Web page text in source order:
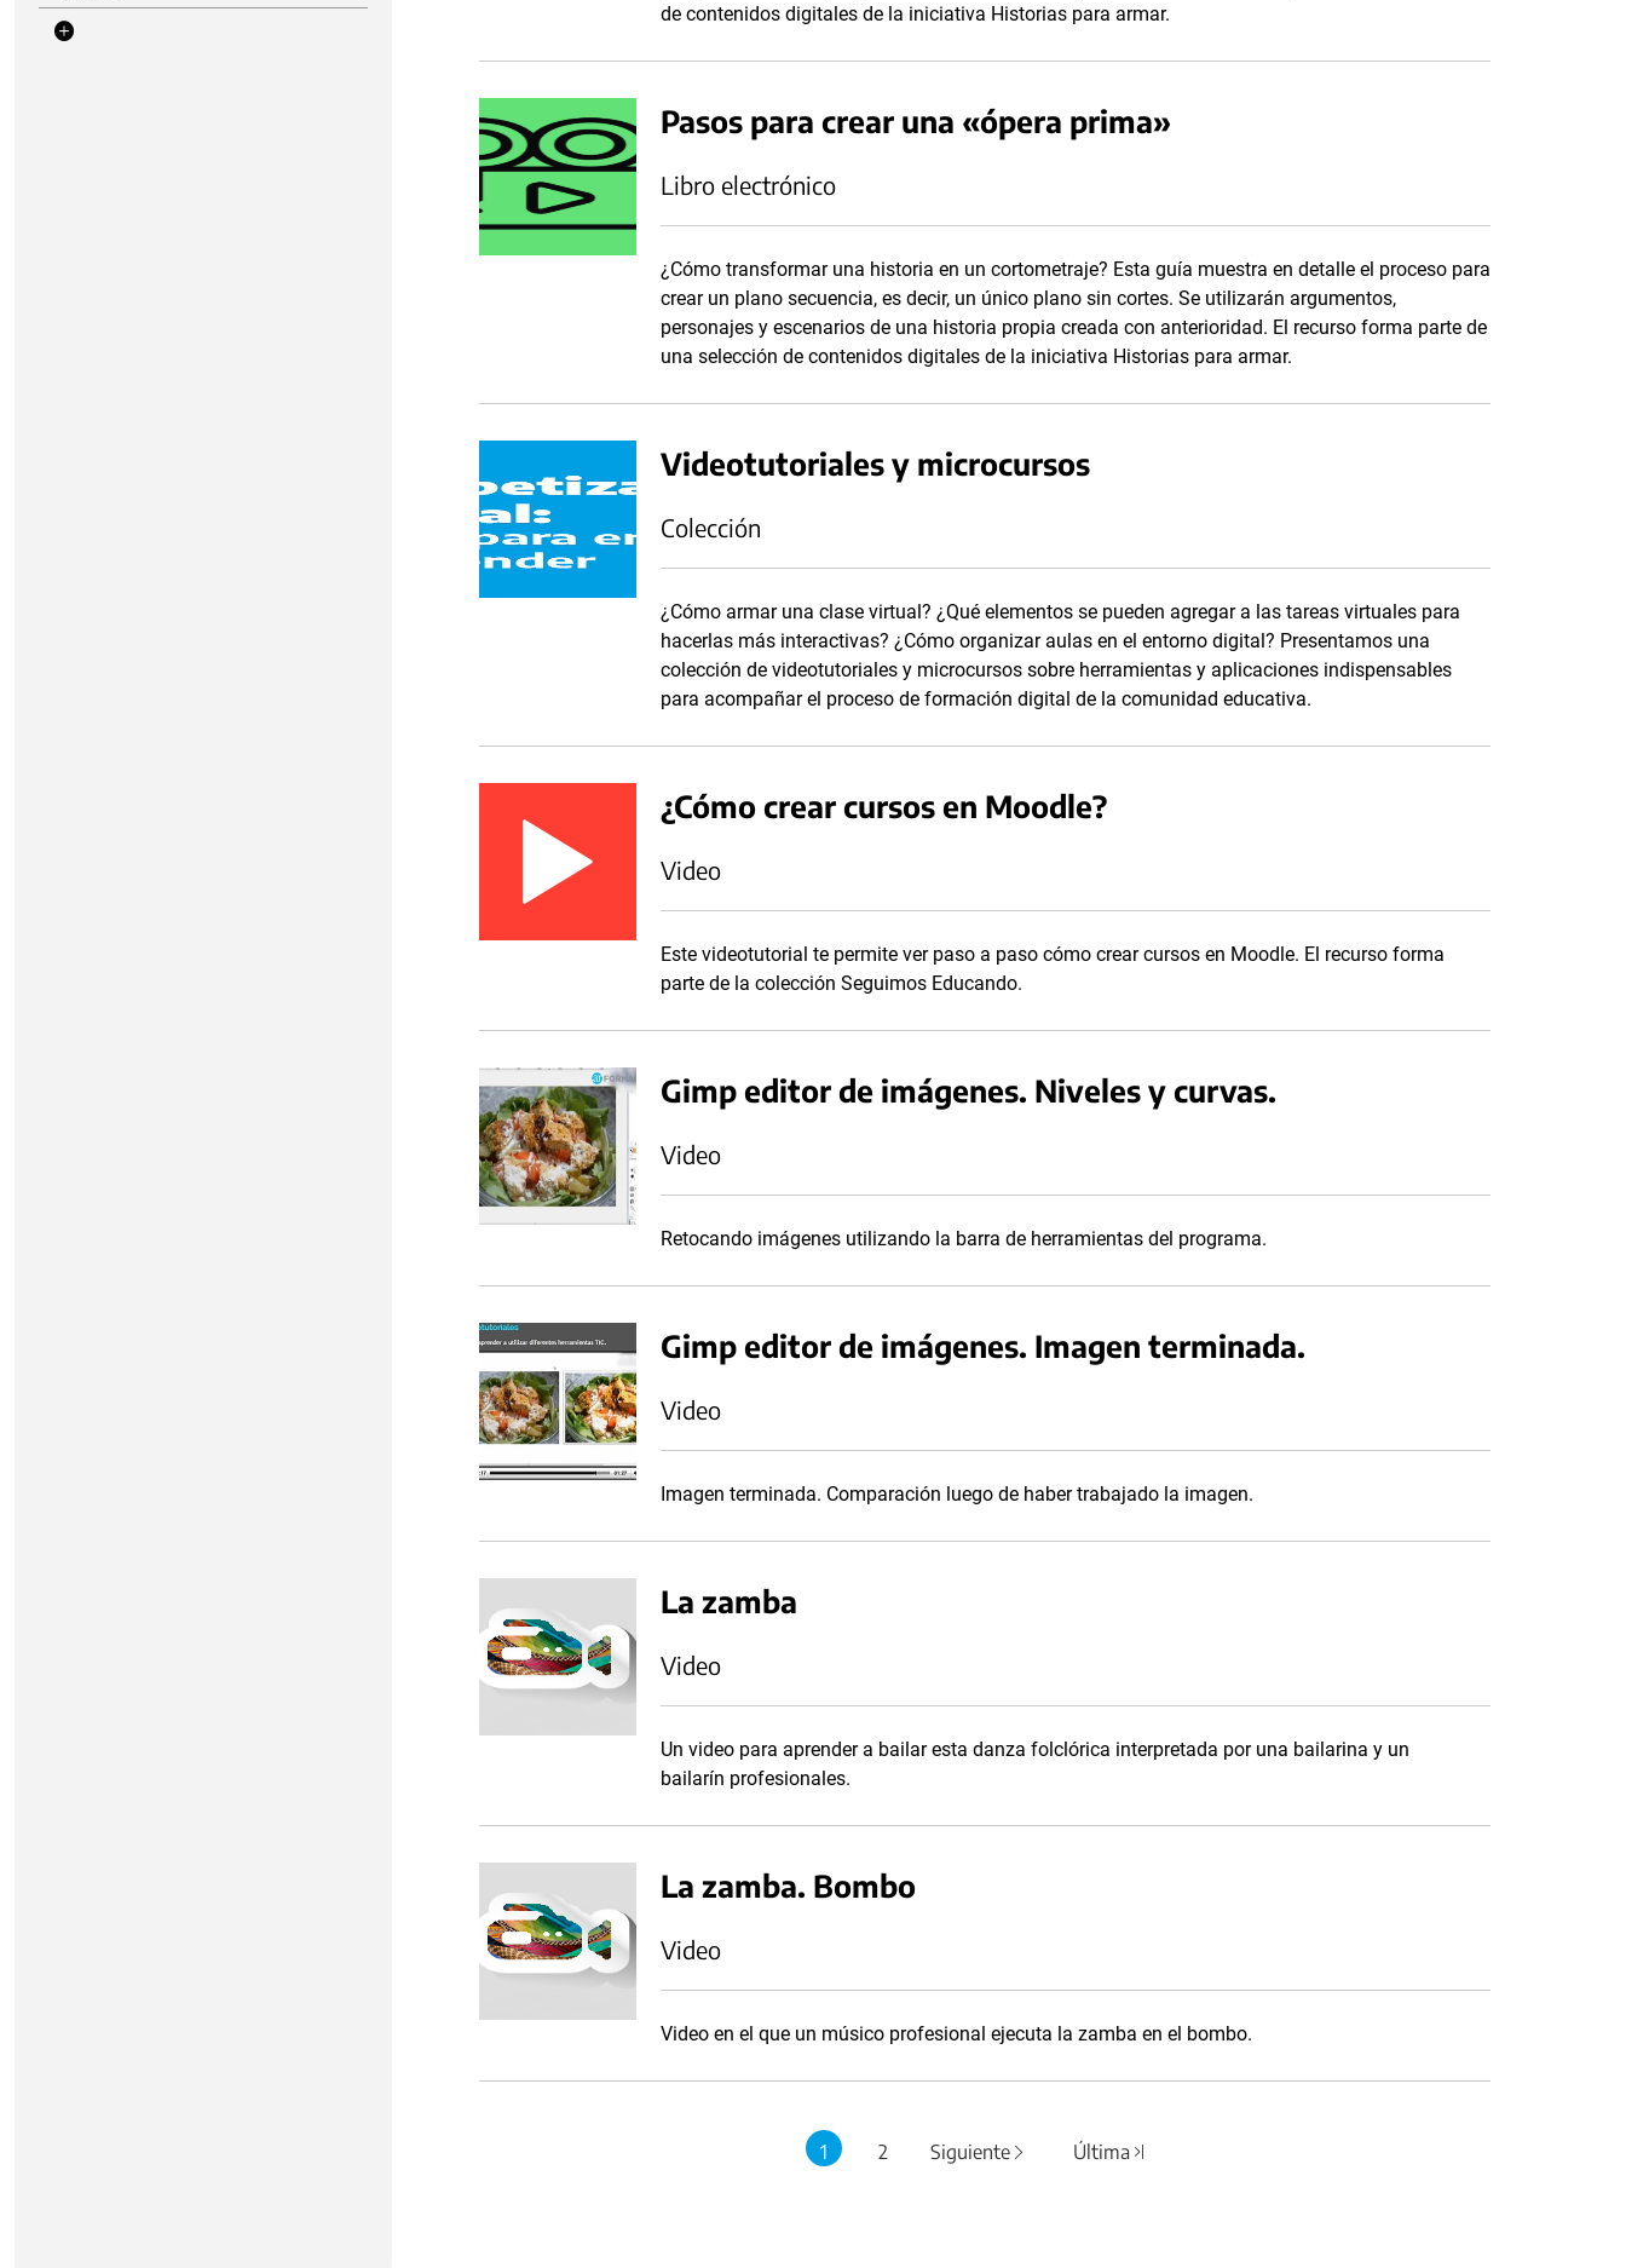
de contenidos digitales de la iniciativa Historias para armar.
Pasos para crear una «ópera prima»
Libro electrónico
¿Cómo transformar una historia en un cortometraje? Esta guía muestra en detalle el proceso para
crear un plano secuencia, es decir, un único plano sin cortes. Se utilizarán argumentos,
personajes y escenarios de una historia propia creada con anterioridad. El recurso forma parte de
una selección de contenidos digitales de la iniciativa Historias para armar.
Videotutoriales y microcursos
Colección
¿Cómo armar una clase virtual? ¿Qué elementos se pueden agregar a las tareas virtuales para
hacerlas más interactivas? ¿Cómo organizar aulas en el entorno digital? Presentamos una
colección de videotutoriales y microcursos sobre herramientas y aplicaciones indispensables
para acompañar el proceso de formación digital de la comunidad educativa.
¿Cómo crear cursos en Moodle?
Video
Este videotutorial te permite ver paso a paso cómo crear cursos en Moodle. El recurso forma
parte de la colección Seguimos Educando.
Gimp editor de imágenes. Niveles y curvas.
Video
Retocando imágenes utilizando la barra de herramientas del programa.
Gimp editor de imágenes. Imagen terminada.
Video
Imagen terminada. Comparación luego de haber trabajado la imagen.
La zamba
Video
Un video para aprender a bailar esta danza folclórica interpretada por una bailarina y un
bailarín profesionales.
La zamba. Bombo
Video
Video en el que un músico profesional ejecuta la zamba en el bombo.
1 2 Siguiente Última